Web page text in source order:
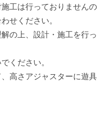
工は行っておりませんの
せください。
の上、設計・施工を行っ
ください。
高さアジャスターに遊具